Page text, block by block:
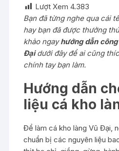
Lượt Xem 4.383
Bạn đã từng nghe qua cái
hay bạn đã được thưởng
khảo ngayhướng dẫn
Đạidưới đây để ai cũng
chính tay bạn làm.
Hướng dẫn
liệu cá kho
Để làm cá kho làng Vũ Đại,
chuẩn bị các nguyên liệu